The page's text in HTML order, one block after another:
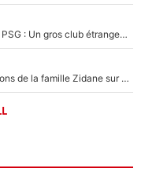
Ferran Torres a pris sa décision concernant le PSG : Un gros club étranger prêt à relancer le feuilleton pour la signature du champion du monde 2026 !
«Il est très heureux et impatient» : Les révélations de la famille Zidane sur sa prise de pouvoir en équipe de France !